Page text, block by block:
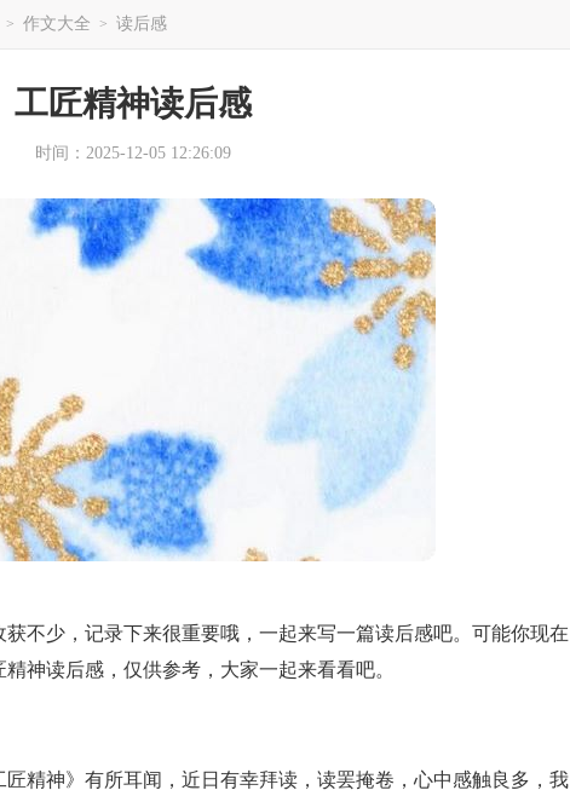
> 作文大全 > 读后感
工匠精神读后感
时间：2025-12-05 12:26:09
不少，记录下来很重要哦，一起来写一篇读后感吧。可能你现在
神读后感，仅供参考，大家一起来看看吧。
精神》有所耳闻，近日有幸拜读，读罢掩卷，心中感触良多，我